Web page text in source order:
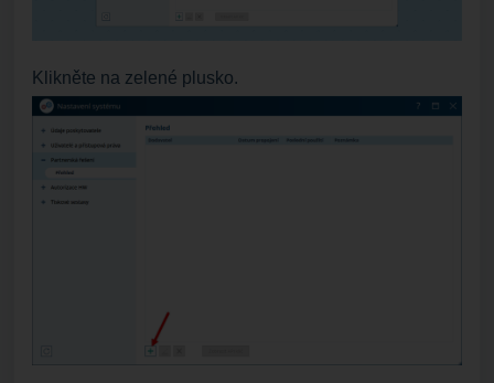
Klikněte na zelené plusko.